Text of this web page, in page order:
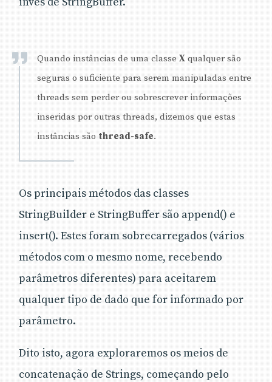
Quando instâncias de uma classe X qualquer são
seguras o suficiente para serem manipuladas entre
threads sem perder ou sobrescrever informações
inseridas por outras threads, dizemos que estas
instâncias são thread-safe.
Os principais métodos das classes
StringBuilder e StringBuffer são append() e
insert(). Estes foram sobrecarregados (vários
métodos com o mesmo nome, recebendo
parâmetros diferentes) para aceitarem
qualquer tipo de dado que for informado por
parâmetro.
Dito isto, agora exploraremos os meios de
concatenação de Strings, começando pelo